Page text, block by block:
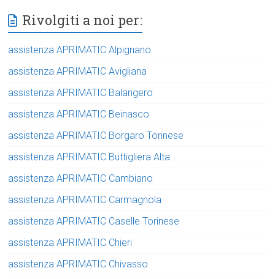
Rivolgiti a noi per:
assistenza APRIMATIC Alpignano
assistenza APRIMATIC Avigliana
assistenza APRIMATIC Balangero
assistenza APRIMATIC Beinasco
assistenza APRIMATIC Borgaro Torinese
assistenza APRIMATIC Buttigliera Alta
assistenza APRIMATIC Cambiano
assistenza APRIMATIC Carmagnola
assistenza APRIMATIC Caselle Torinese
assistenza APRIMATIC Chieri
assistenza APRIMATIC Chivasso